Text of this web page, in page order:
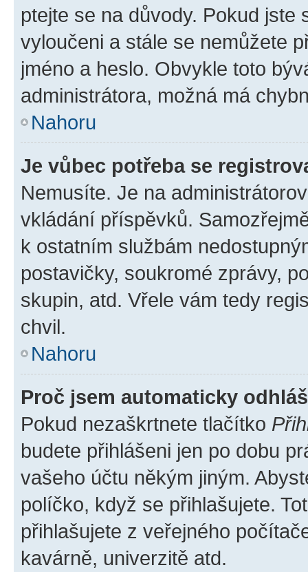
ptejte se na důvody. Pokud jste
vyloučeni a stále se nemůžete
jméno a heslo. Obvykle toto
administrátora, možná má
Nahoru
Je vůbec potřeba se
Nemusíte. Je na
vkládání příspěvků.
k ostatním službám
postavičky, soukromé zprávy,
skupin, atd. Vřele vám tedy
chvil.
Nahoru
Proč jsem automaticky
Pokud nezaškrtnete tlačítko
budete přihlášeni jen po dobu
vašeho účtu někým jiným.
políčko, když se přihlašujete.
přihlašujete z veřejného
kavárně, univerzitě atd.